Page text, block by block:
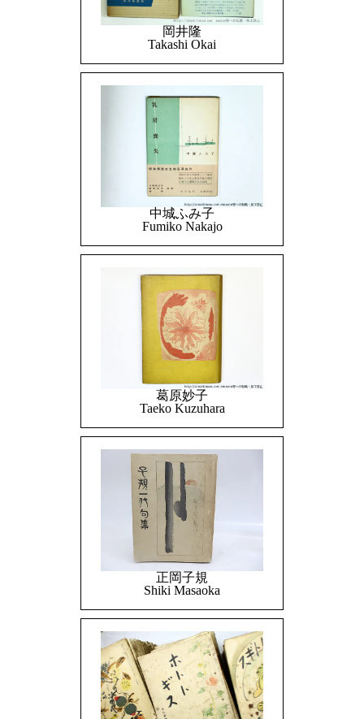
岡井隆
Takashi Okai
中城ふみ子
Fumiko Nakajo
葛原妙子
Taeko Kuzuhara
正岡子規
Shiki Masaoka